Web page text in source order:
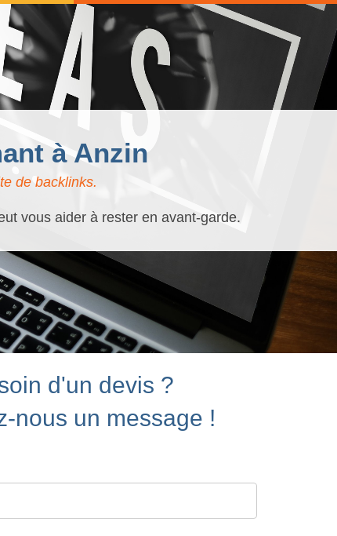
à Anzin
de backlinks.
vous aider à rester en avant-garde.
d'un devis ?
nous un message !